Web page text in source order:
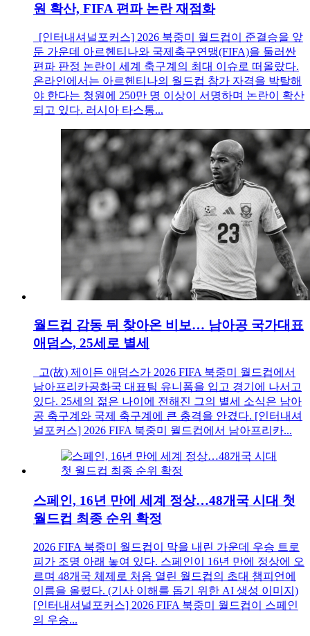
원 확산, FIFA 편파 논란 재점화
[인터내셔널포커스] 2026 북중미 월드컵이 준결승을 앞
둔 가운데 아르헨티나와 국제축구연맹(FIFA)을 둘러싼
편파 판정 논란이 세계 축구계의 최대 이슈로 떠올랐다.
온라인에서는 아르헨티나의 월드컵 참가 자격을 박탈해
야 한다는 청원에 250만 명 이상이 서명하며 논란이 확산
되고 있다. 러시아 타스통...
월드컵 감동 뒤 찾아온 비보… 남아공 국가대표
애덤스, 25세로 별세
고(故) 제이든 애덤스가 2026 FIFA 북중미 월드컵에서
남아프리카공화국 대표팀 유니폼을 입고 경기에 나서고
있다. 25세의 젊은 나이에 전해진 그의 별세 소식은 남아
공 축구계와 국제 축구계에 큰 충격을 안겼다. [인터내셔
널포커스] 2026 FIFA 북중미 월드컵에서 남아프리카...
스페인, 16년 만에 세계 정상…48개국 시대 첫
월드컵 최종 순위 확정
2026 FIFA 북중미 월드컵이 막을 내린 가운데 우승 트로
피가 조명 아래 놓여 있다. 스페인이 16년 만에 정상에 오
르며 48개국 체제로 처음 열린 월드컵의 초대 챔피언에
이름을 올렸다. (기사 이해를 돕기 위한 AI 생성 이미지)
[인터내셔널포커스] 2026 FIFA 북중미 월드컵이 스페인
의 우승...